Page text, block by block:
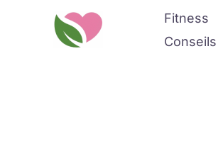
Fitness
Conseils